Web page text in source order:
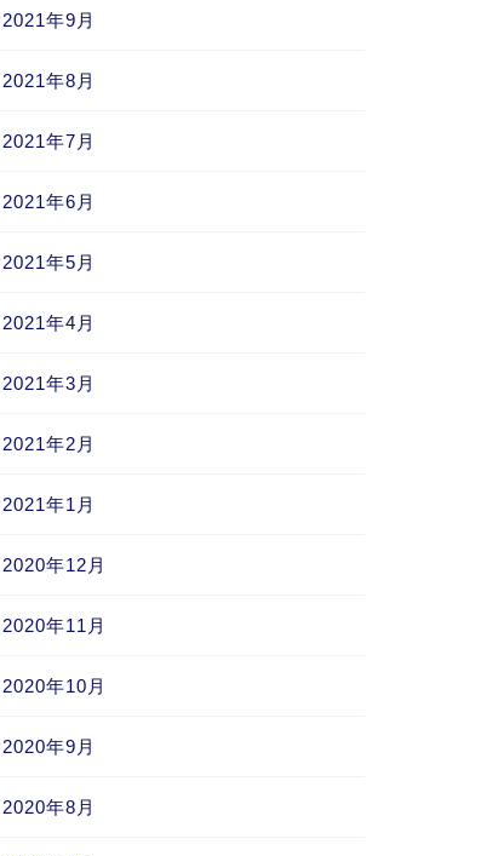
2021年9月
2021年8月
2021年7月
2021年6月
2021年5月
2021年4月
2021年3月
2021年2月
2021年1月
2020年12月
2020年11月
2020年10月
2020年9月
2020年8月